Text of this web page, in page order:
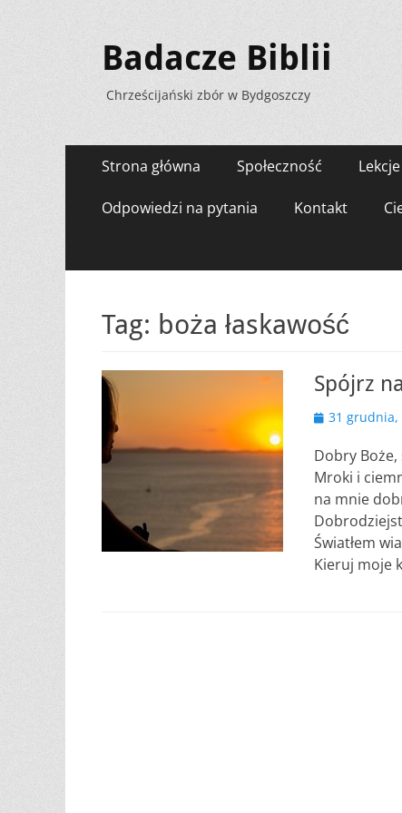
Badacze Biblii
Chrześcijański zbór w Bydgoszczy
Menu
zawartości
Strona główna Społeczność
Odpowiedzi na pytania Kontakt
Tag: boża łaskawość
Spójrz
Opublikowano
31 grudnia,
Dobry
Mroki i
na mnie
Światłem
Kieruj moje